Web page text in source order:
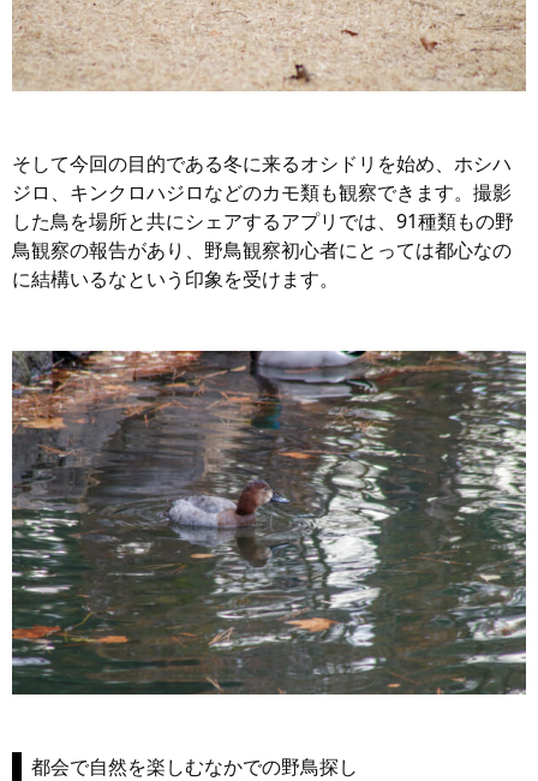
そして今回の目的である冬に来るオシドリを始め、ホシハ
ジロ、キンクロハジロなどのカモ類も観察できます。撮影
した鳥を場所と共にシェアするアプリでは、91種類もの野
鳥観察の報告があり、野鳥観察初心者にとっては都心なの
に結構いるなという印象を受けます。
都会で自然を楽しむなかでの野鳥探し